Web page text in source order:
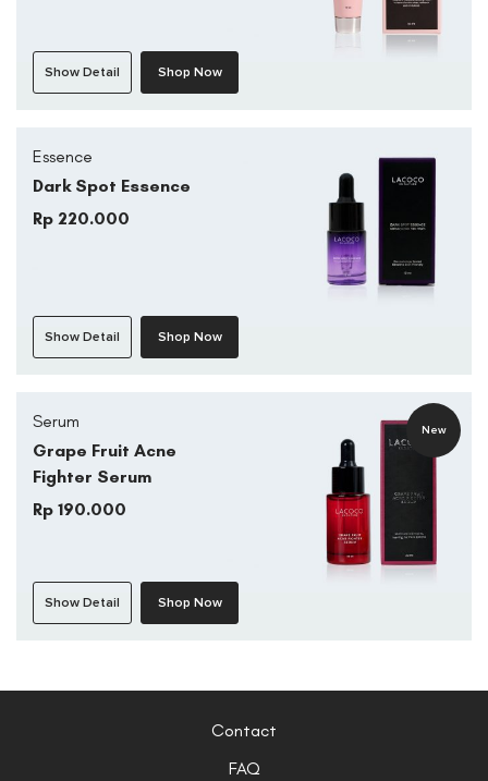
Show Detail Shop Now
Essence
Dark Spot Essence
Rp 220.000
Show Detail Shop Now
New
Serum
Grape Fruit Acne
Fighter Serum
Rp 190.000
Show Detail Shop Now
Contact
FAQ